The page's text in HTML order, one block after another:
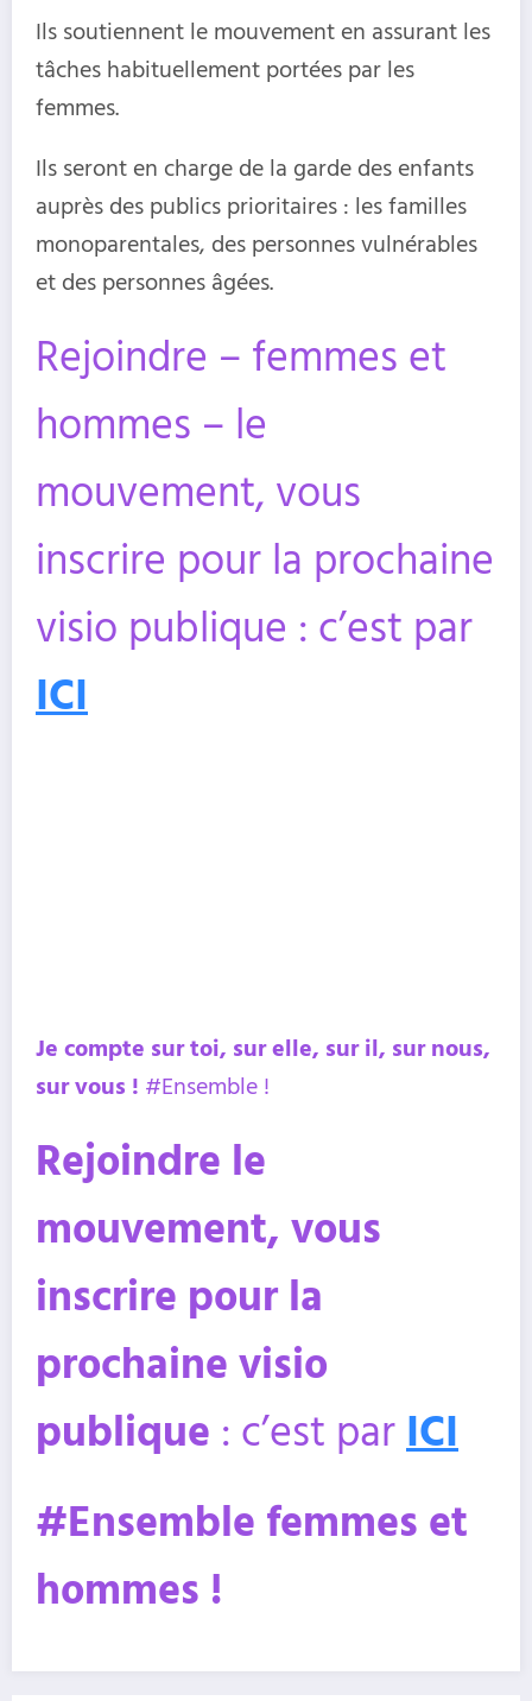
Ils soutiennent le mouvement en assurant les
tâches habituellement portées par les
femmes.
Ils seront en charge de la garde des enfants
auprès des publics prioritaires : les familles
monoparentales, des personnes vulnérables
et des personnes âgées.
Rejoindre – femmes et
hommes – le
mouvement, vous
inscrire pour la prochaine
visio publique : c’est par
ICI
Je compte sur toi, sur elle, sur il, sur nous,
sur vous ! #Ensemble !
Rejoindre le
mouvement, vous
inscrire pour la
prochaine visio
publique : c’est parICI
#Ensemble femmes et
hommes !